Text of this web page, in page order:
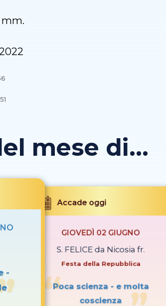
mm.
mese di...
-
Accade oggi
GIOVEDÌ 02 GIUGNO
S. FELICE da Nicosia fr.
Festa della Repubblica
Poca scienza - e molta
coscienza